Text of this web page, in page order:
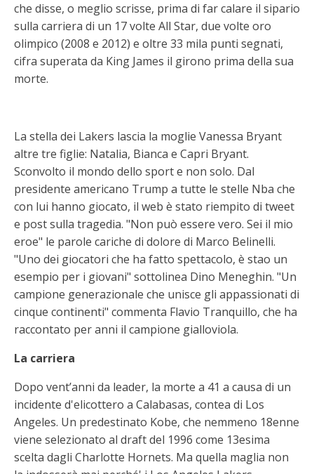
che disse, o meglio scrisse, prima di far calare il sipario
sulla carriera di un 17 volte All Star, due volte oro
olimpico (2008 e 2012) e oltre 33 mila punti segnati,
cifra superata da King James il girono prima della sua
morte.
La stella dei Lakers lascia la moglie Vanessa Bryant
altre tre figlie: Natalia, Bianca e Capri Bryant.
Sconvolto il mondo dello sport e non solo. Dal
presidente americano Trump a tutte le stelle Nba che
con lui hanno giocato, il web è stato riempito di tweet
e post sulla tragedia. "Non può essere vero. Sei il mio
eroe" le parole cariche di dolore di Marco Belinelli.
"Uno dei giocatori che ha fatto spettacolo, è stao un
esempio per i giovani" sottolinea Dino Meneghin. "Un
campione generazionale che unisce gli appassionati di
cinque continenti" commenta Flavio Tranquillo, che ha
raccontato per anni il campione gialloviola.
La carriera
Dopo vent’anni da leader, la morte a 41 a causa di un
incidente d'elicottero a Calabasas, contea di Los
Angeles. Un predestinato Kobe, che nemmeno 18enne
viene selezionato al draft del 1996 come 13esima
scelta dagli Charlotte Hornets. Ma quella maglia non